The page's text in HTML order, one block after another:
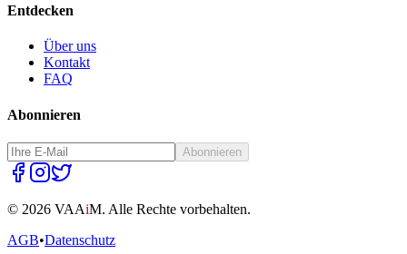
Entdecken
Über uns
Kontakt
FAQ
Abonnieren
Abonnieren
© 2026 VAAiM. Alle Rechte vorbehalten.
AGB•Datenschutz